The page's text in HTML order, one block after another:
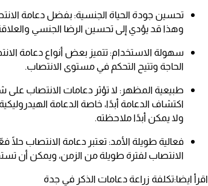
تحسين جودة الحياة الجنسية: بفضل دعامة
وهذا قد يؤدي إلى تحسين الرضا الجنسي
سهولة الاستخدام: تتميز بعض أنواع دعامة
الحاجة وتتيح التحكم في مستوى الانتصاب.
طبيعية المظهر: لا تؤثر دعامات الانتصاب على
اكتشاف الدعامة أبدًا، خاصة الدعامة
ولا يمكن أبدًا ملاحظته.
فعالية طويلة الأمد: تعتبر دعامة الانتصاب
الانتصاب لفترة طويلة من الزمن، ويمكن أن
اقرأ ايضا:تكلفة زراعة دعامات الذكر في جدة